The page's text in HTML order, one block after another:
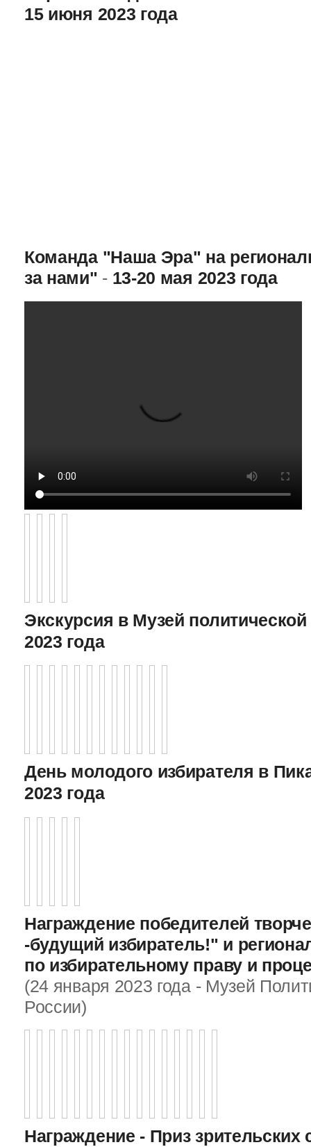
15 июня 2023 года
Команда "Наша Эра" на
за нами" - 13-20 мая 2023 года
Экскурсия в Музей
2023 года
День молодого избирателя в
2023 года
Награждение победителей
-будущий избиратель!" и
по избирательному праву и
(24 января 2023 года - Музей
России)
Награждение - Приз зрительских